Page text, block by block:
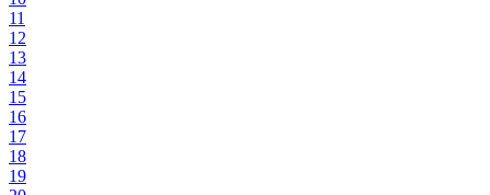
11
12
13
14
15
16
17
18
19